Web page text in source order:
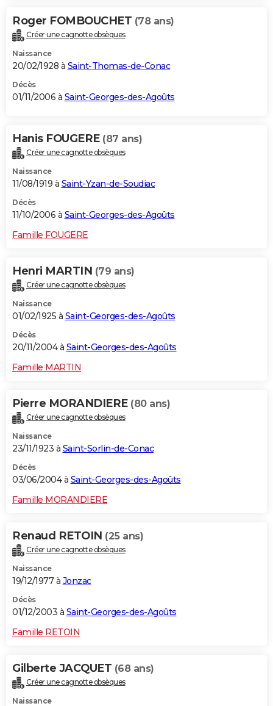
Roger FOMBOUCHET (78 ans)
Créer une cagnotte obsèques
Naissance
20/02/1928 à Saint-Thomas-de-Conac
Décès
01/11/2006 à Saint-Georges-des-Agoûts
Hanis FOUGERE (87 ans)
Créer une cagnotte obsèques
Naissance
11/08/1919 à Saint-Yzan-de-Soudiac
Décès
11/10/2006 à Saint-Georges-des-Agoûts
Famille FOUGERE
Henri MARTIN (79 ans)
Créer une cagnotte obsèques
Naissance
01/02/1925 à Saint-Georges-des-Agoûts
Décès
20/11/2004 à Saint-Georges-des-Agoûts
Famille MARTIN
Pierre MORANDIERE (80 ans)
Créer une cagnotte obsèques
Naissance
23/11/1923 à Saint-Sorlin-de-Conac
Décès
03/06/2004 à Saint-Georges-des-Agoûts
Famille MORANDIERE
Renaud RETOIN (25 ans)
Créer une cagnotte obsèques
Naissance
19/12/1977 à Jonzac
Décès
01/12/2003 à Saint-Georges-des-Agoûts
Famille RETOIN
Gilberte JACQUET (68 ans)
Créer une cagnotte obsèques
Naissance